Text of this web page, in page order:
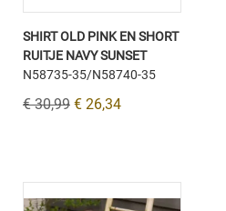
SHIRT OLD PINK EN SHORT
RUITJE NAVY SUNSET
N58735-35/N58740-35
€ 30,99 € 26,34